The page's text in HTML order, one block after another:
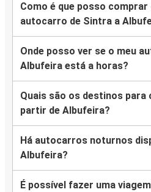
Como é que posso comprar
autocarro de Sintra a
Onde posso ver se o meu
Albufeira está a horas?
Quais são os destinos para
partir de Albufeira?
Há autocarros noturnos
Albufeira?
É possível fazer uma